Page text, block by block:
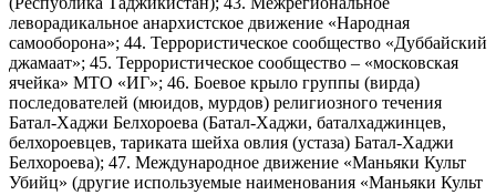
леворадикальное анархистское движение «Народная
самооборона»; 44. Террористическое сообщество «Дуббайский
джамаат»; 45. Террористическое сообщество – «московская
ячейка» МТО «ИГ»; 46. Боевое крыло группы (вирда)
последователей (мюидов, мурдов) религиозного течения
Батал-Хаджи Белхороева (Батал-Хаджи, баталхаджинцев,
белхороевцев, тариката шейха овлия (устаза) Батал-Хаджи
Белхороева); 47. Международное движение «Маньяки Культ
Убийц» (другие используемые наименования «Маньяки Культ